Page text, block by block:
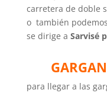
carretera de doble
o también
se dirige a Sarvisé
para llegar a las